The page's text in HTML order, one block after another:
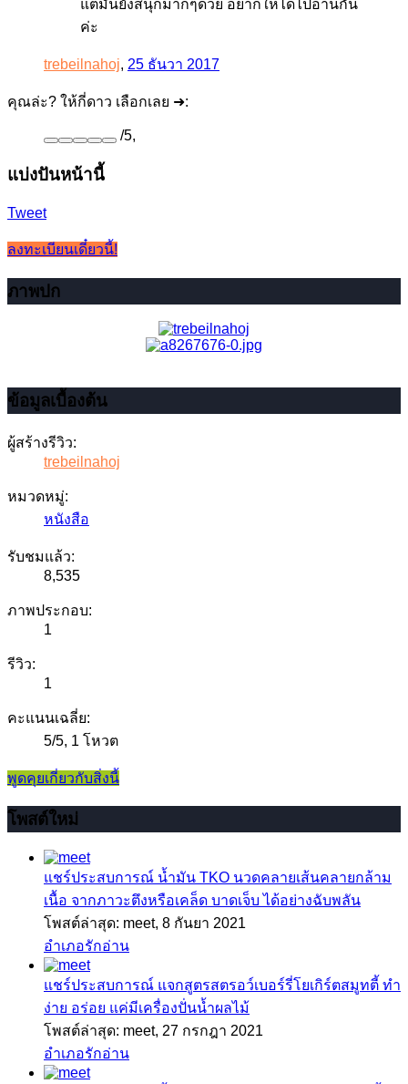
แต่มันยังสนุกมากๆด้วย อยากให้ได้ไปอ่านกัน
ค่ะ
trebeilnahoj, 25 ธันวา 2017
คุณล่ะ? ให้กี่ดาว เลือกเลย ➜:
/5,
แบ่งปันหน้านี้
Tweet
ลงทะเบียนเดี๋ยวนี้!
ภาพปก
ข้อมูลเบื้องต้น
ผู้สร้างรีวิว:
trebeilnahoj
หมวดหมู่:
หนังสือ
รับชมแล้ว:
8,535
ภาพประกอบ:
1
รีวิว:
1
คะแนนเฉลี่ย:
5/5, 1 โหวต
พูดคุยเกี่ยวกับสิ่งนี้
โพสต์ใหม่
แชร์ประสบการณ์ น้ำมัน TKO นวดคลายเส้นคลายกล้าม
เนื้อ จากภาวะตึงหรือเคล็ด บาดเจ็บ ได้อย่างฉับพลัน
โพสต์ล่าสุด: meet, 8 กันยา 2021
อำเภอรักอ่าน
แชร์ประสบการณ์ แจกสูตรสตรอว์เบอร์รี่โยเกิร์ตสมูทตี้ ทำ
ง่าย อร่อย แค่มีเครื่องปั่นน้ำผลไม้
โพสต์ล่าสุด: meet, 27 กรกฎา 2021
อำเภอรักอ่าน